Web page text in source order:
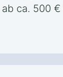
ca. 500